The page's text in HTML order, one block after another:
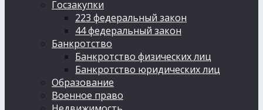
Госзакупки
223 федеральный закон
44 федеральный закон
Банкротство
Банкротство физических лиц
Банкротство юридических лиц
Образование
Военное право